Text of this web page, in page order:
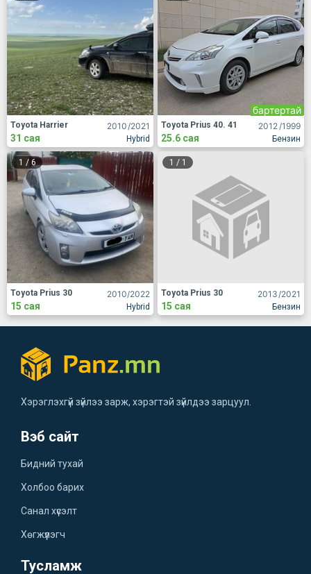
2010/2021
Hybrid
Toyota Harrier
31 сая
2012/1999
Бензин
бартертай
Toyota Prius 40. 41
25.6 сая
1 / 6
2010/2022
Hybrid
Toyota Prius 30
15 сая
1 / 1
2013/2021
Бензин
Toyota Prius 30
15 сая
Хэрэглэхгүй зүйлээ зарж, хэрэгтэй зүйлдээ зарцуул.
Вэб сайт
Бидний тухай
Холбоо барих
Санал хүсэлт
Хөгжүүлэгч
Тусламж